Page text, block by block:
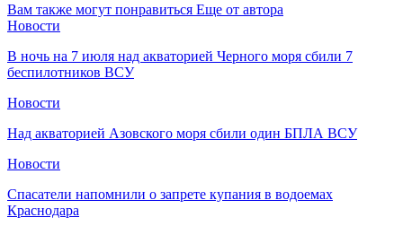
Вам также могут понравиться Еще от автора
Новости
В ночь на 7 июля над акваторией Черного моря сбили 7
беспилотников ВСУ
Новости
Над акваторией Азовского моря сбили один БПЛА ВСУ
Новости
Спасатели напомнили о запрете купания в водоемах
Краснодара